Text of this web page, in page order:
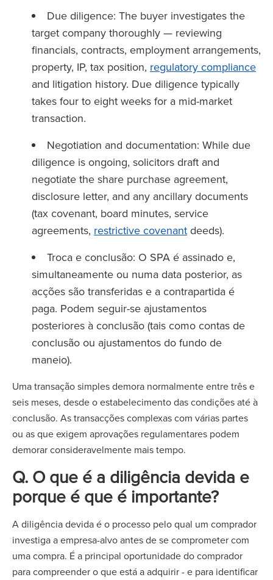
Due diligence: The buyer investigates the
target company thoroughly — reviewing
financials, contracts, employment arrangements,
property, IP, tax position, regulatory compliance
and litigation history. Due diligence typically
takes four to eight weeks for a mid-market
transaction.
Negotiation and documentation: While due
diligence is ongoing, solicitors draft and
negotiate the share purchase agreement,
disclosure letter, and any ancillary documents
(tax covenant, board minutes, service
agreements, restrictive covenant deeds).
Troca e conclusão: O SPA é assinado e,
simultaneamente ou numa data posterior, as
acções são transferidas e a contrapartida é
paga. Podem seguir-se ajustamentos
posteriores à conclusão (tais como contas de
conclusão ou ajustamentos do fundo de
maneio).
Uma transação simples demora normalmente entre três e
seis meses, desde o estabelecimento das condições até à
conclusão. As transacções complexas com várias partes
ou as que exigem aprovações regulamentares podem
demorar consideravelmente mais tempo.
Q. O que é a diligência devida e
porque é que é importante?
A diligência devida é o processo pelo qual um comprador
investiga a empresa-alvo antes de se comprometer com
uma compra. É a principal oportunidade do comprador
para compreender o que está a adquirir - e para identificar